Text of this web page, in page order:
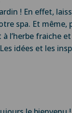
! En effet,
spa. Et même,
l’herbe fraiche
idées et les